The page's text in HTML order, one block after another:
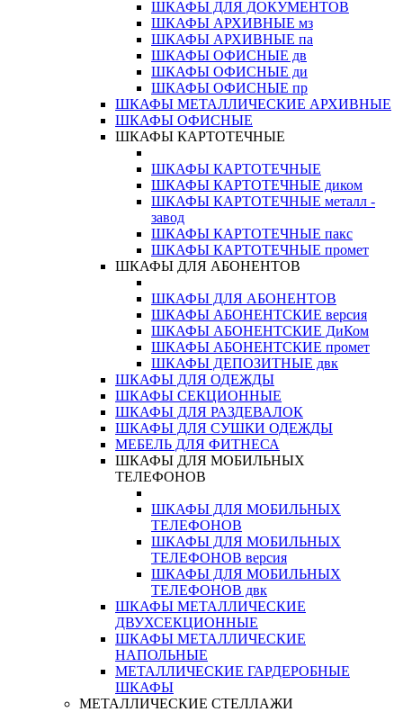
ШКАФЫ ДЛЯ ДОКУМЕНТОВ
ШКАФЫ АРХИВНЫЕ мз
ШКАФЫ АРХИВНЫЕ па
ШКАФЫ ОФИСНЫЕ дв
ШКАФЫ ОФИСНЫЕ ди
ШКАФЫ ОФИСНЫЕ пр
ШКАФЫ МЕТАЛЛИЧЕСКИЕ АРХИВНЫЕ
ШКАФЫ ОФИСНЫЕ
ШКАФЫ КАРТОТЕЧНЫЕ
ШКАФЫ КАРТОТЕЧНЫЕ
ШКАФЫ КАРТОТЕЧНЫЕ диком
ШКАФЫ КАРТОТЕЧНЫЕ металл -
завод
ШКАФЫ КАРТОТЕЧНЫЕ пакс
ШКАФЫ КАРТОТЕЧНЫЕ промет
ШКАФЫ ДЛЯ АБОНЕНТОВ
ШКАФЫ ДЛЯ АБОНЕНТОВ
ШКАФЫ АБОНЕНТСКИЕ версия
ШКАФЫ АБОНЕНТСКИЕ ДиКом
ШКАФЫ АБОНЕНТСКИЕ промет
ШКАФЫ ДЕПОЗИТНЫЕ двк
ШКАФЫ ДЛЯ ОДЕЖДЫ
ШКАФЫ СЕКЦИОННЫЕ
ШКАФЫ ДЛЯ РАЗДЕВАЛОК
ШКАФЫ ДЛЯ СУШКИ ОДЕЖДЫ
МЕБЕЛЬ ДЛЯ ФИТНЕСА
ШКАФЫ ДЛЯ МОБИЛЬНЫХ
ТЕЛЕФОНОВ
ШКАФЫ ДЛЯ МОБИЛЬНЫХ
ТЕЛЕФОНОВ
ШКАФЫ ДЛЯ МОБИЛЬНЫХ
ТЕЛЕФОНОВ версия
ШКАФЫ ДЛЯ МОБИЛЬНЫХ
ТЕЛЕФОНОВ двк
ШКАФЫ МЕТАЛЛИЧЕСКИЕ
ДВУХСЕКЦИОННЫЕ
ШКАФЫ МЕТАЛЛИЧЕСКИЕ
НАПОЛЬНЫЕ
МЕТАЛЛИЧЕСКИЕ ГАРДЕРОБНЫЕ
ШКАФЫ
МЕТАЛЛИЧЕСКИЕ СТЕЛЛАЖИ